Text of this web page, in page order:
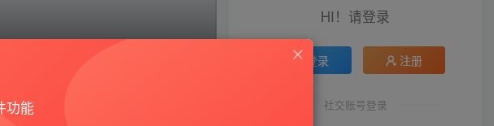
HI！请登录
登录 注册
社交账号登录
功能